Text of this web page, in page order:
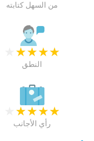
من السهل كتابته
★
★
★
★
النطق
★
★
★
★
رأي الأجانب